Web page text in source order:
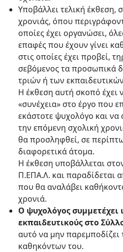
Υποβάλλει τελική έκθεση,
χρονιάς, όπου
οποίες έχει οργανώσει,
επαφές που έχουν γίνει
στις οποίες έχει προβεί,
σεβόμενος τα προσωπικά
τριών ή των
Η έκθεση αυτή σκοπό έχει
«συνέχεια» στο έργο που
εκάστοτε ψυχολόγο και να
την επόμενη σχολική
θα προσληφθεί, σε
διαφορετικά άτομα.
Η έκθεση υποβάλλεται
Π.ΕΠΑ.Λ. και παραδίδεται
που θα αναλάβει
χρονιά.
Ο ψυχολόγος συμμετέχει
εκπαιδευτικούς στο
αυτό να μην
καθηκόντων του.